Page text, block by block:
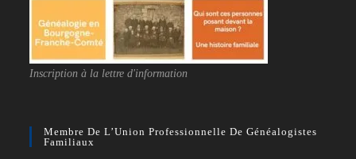
Inscription à la lettre d'information
Membre De L’Union Professionnelle De Généalogistes
Familiaux